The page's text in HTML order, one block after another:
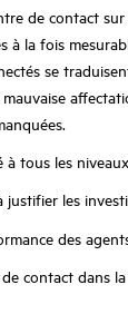
de contact
à la fois
se
à tous les
justifier les
des
contact dans